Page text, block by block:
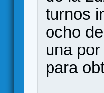
turnos
ocho
una
para